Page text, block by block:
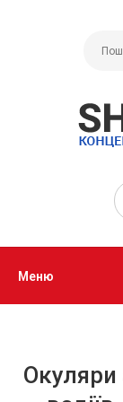
Меню
Окуляри